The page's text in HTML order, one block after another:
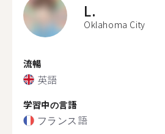
L.
Oklahoma City
流暢
英語
学習中の言語
フランス語